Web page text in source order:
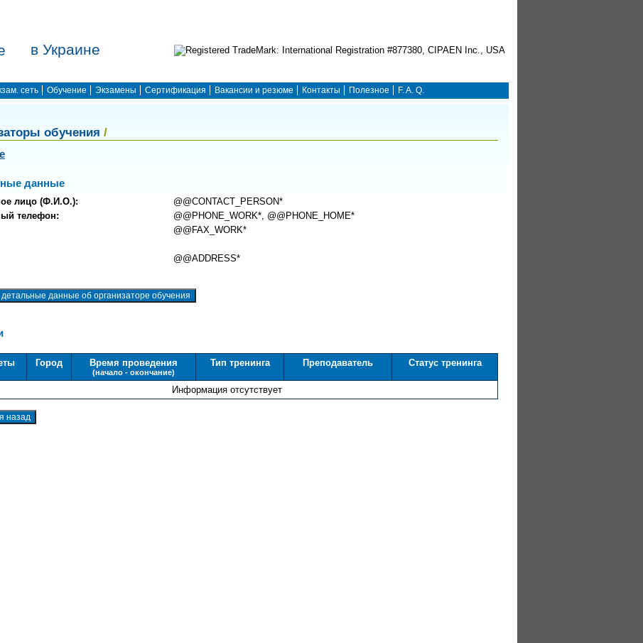
в Украине
сеть Обучение Экзамены Сертификация Вакансии и резюме Контакты Полезное F. A. Q.
обучения /
данные
лицо (Ф.И.О.):
@@CONTACT_PERSON*
телефон:
@@PHONE_WORK*, @@PHONE_HOME*
@@FAX_WORK*
@@ADDRESS*
Город Время проведения
(начало - окончание)
Тип тренинга Преподаватель Статус тренинга
Информация отсутствует